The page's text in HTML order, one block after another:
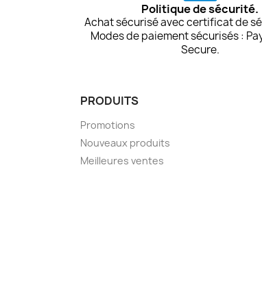
Politique de sécurité.
Achat sécurisé avec certificat de
Modes de paiement sécurisés :
Secure.
PRODUITS
Promotions
Nouveaux produits
Meilleures ventes